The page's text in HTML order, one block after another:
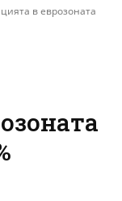
в еврозоната